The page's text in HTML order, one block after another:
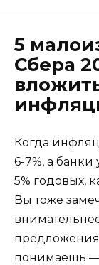
5
Сбера
Когда
6-7%, а
5% годовых,
Вы тоже
понимаешь —